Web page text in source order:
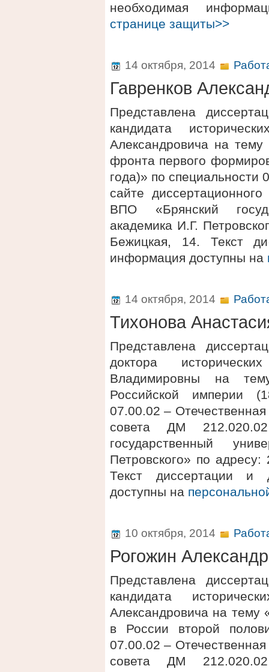
необходимая
странице защиты>>
14 октября, 2014
Гавренков
Представлена
кандидата
Александровича на тему
фронта первого
года)» по специальности
сайте
ВПО «Брянский
академика И.Г.
Бежицкая, 14. Текст
информация доступны на
14 октября, 2014
Тихонова
Представлена
доктора
Владимировны на
Российской империи
07.00.02 –
совета ДМ
государственный
Петровского» по
Текст диссертации и
доступны на
10 октября, 2014
Рогожин
Представлена
кандидата
Александровича на тему
в России второй
07.00.02 –
совета ДМ